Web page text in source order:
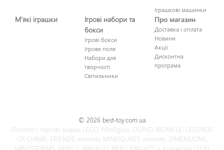
Іграшкові машинки
М'які іграшки
Ігрові набори та
бокси
Ігрові бокси
Ігрове поле
Набори для
творчості
Світильники
Про магазин
Доставка і оплата
Новини
Акції
Дисконтна
програма
© 2026 best-toy.com.ua
Логотип і торгові марки LEGO, Minifigure, DUPLO, BIONICLE, LEGENDS
OF CHIMA, FRIENDS логотип, MINIFIGURES логотип, DIMENSIONS,
MINDSTORMS, MIXELS, NINJAGO, NEXO KNIGHTS є власністю LEGO